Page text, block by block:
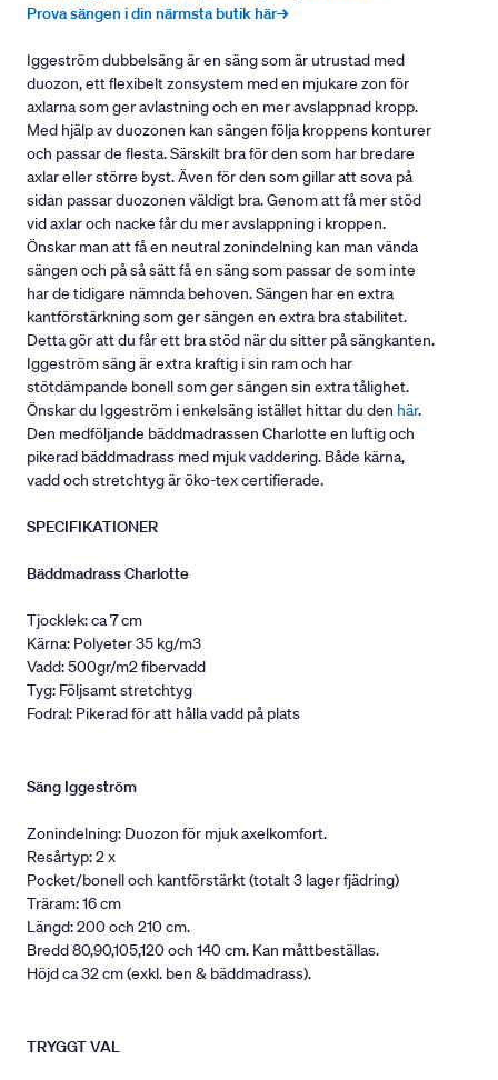
Prova sängen i din närmsta butik här→
Iggeström dubbelsäng är en säng som är utrustad med
duozon, ett flexibelt zonsystem med en mjukare zon för
axlarna som ger avlastning och en mer avslappnad kropp.
Med hjälp av duozonen kan sängen följa kroppens konturer
och passar de flesta. Särskilt bra för den som har bredare
axlar eller större byst. Även för den som gillar att sova på
sidan passar duozonen väldigt bra. Genom att få mer stöd
vid axlar och nacke får du mer avslappning i kroppen.
Önskar man att få en neutral zonindelning kan man vända
sängen och på så sätt få en säng som passar de som inte
har de tidigare nämnda behoven. Sängen har en extra
kantförstärkning som ger sängen en extra bra stabilitet.
Detta gör att du får ett bra stöd när du sitter på sängkanten.
Iggeström säng är extra kraftig i sin ram och har
stötdämpande bonell som ger sängen sin extra tålighet.
Önskar du Iggeström i enkelsäng istället hittar du den här.
Den medföljande bäddmadrassen Charlotte en luftig och
pikerad bäddmadrass med mjuk vaddering. Både kärna,
vadd och stretchtyg är öko-tex certifierade.
SPECIFIKATIONER
Bäddmadrass Charlotte
Tjocklek: ca 7 cm
Kärna: Polyeter 35 kg/m3
Vadd: 500gr/m2 fibervadd
Tyg: Följsamt stretchtyg
Fodral: Pikerad för att hålla vadd på plats
Säng Iggeström
Zonindelning: Duozon för mjuk axelkomfort.
Resårtyp: 2 x
Pocket/bonell och kantförstärkt (totalt 3 lager fjädring)
Träram: 16 cm
Längd: 200 och 210 cm.
Bredd 80,90,105,120 och 140 cm. Kan måttbeställas.
Höjd ca 32 cm (exkl. ben & bäddmadrass).
TRYGGT VAL